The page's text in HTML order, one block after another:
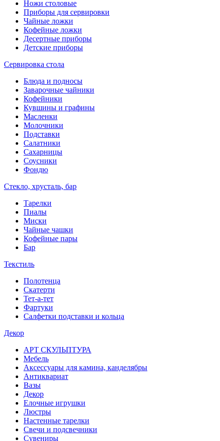
Ножи столовые
Приборы для сервировки
Чайные ложки
Кофейные ложки
Десертные приборы
Детские приборы
Сервировка стола
Блюда и подносы
Заварочные чайники
Кофейники
Кувшины и графины
Масленки
Молочники
Подставки
Салатники
Сахарницы
Соусники
Фондю
Стекло, хрусталь, бар
Тарелки
Пиалы
Миски
Чайные чашки
Кофейные пары
Бар
Текстиль
Полотенца
Скатерти
Тет-а-тет
Фартуки
Салфетки подставки и кольца
Декор
АРТ СКУЛЬПТУРА
Мебель
Аксессуары для камина, канделябры
Антиквариат
Вазы
Декор
Елочные игрушки
Люстры
Настенные тарелки
Свечи и подсвечники
Сувениры